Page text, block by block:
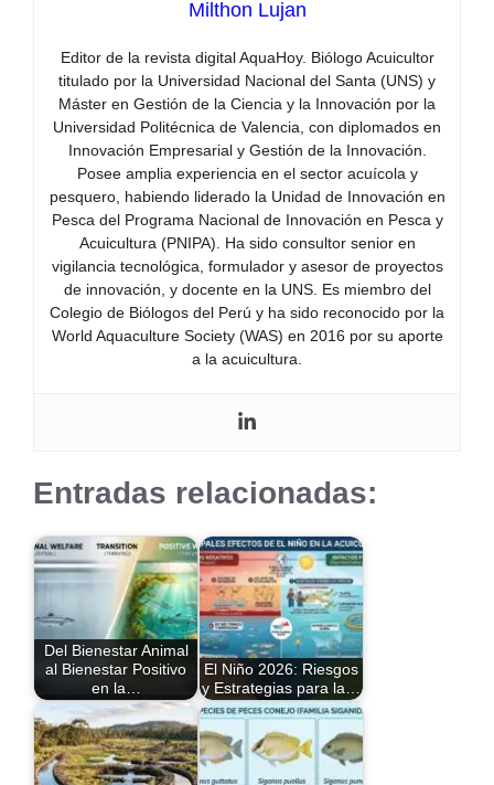
Milthon Lujan
Editor de la revista digital AquaHoy. Biólogo Acuicultor
titulado por la Universidad Nacional del Santa (UNS) y
Máster en Gestión de la Ciencia y la Innovación por la
Universidad Politécnica de Valencia, con diplomados en
Innovación Empresarial y Gestión de la Innovación.
Posee amplia experiencia en el sector acuícola y
pesquero, habiendo liderado la Unidad de Innovación en
Pesca del Programa Nacional de Innovación en Pesca y
Acuicultura (PNIPA). Ha sido consultor senior en
vigilancia tecnológica, formulador y asesor de proyectos
de innovación, y docente en la UNS. Es miembro del
Colegio de Biólogos del Perú y ha sido reconocido por la
World Aquaculture Society (WAS) en 2016 por su aporte
a la acuicultura.
Entradas relacionadas:
Del Bienestar Animal
al Bienestar Positivo
en la…
El Niño 2026: Riesgos
y Estrategias para la…